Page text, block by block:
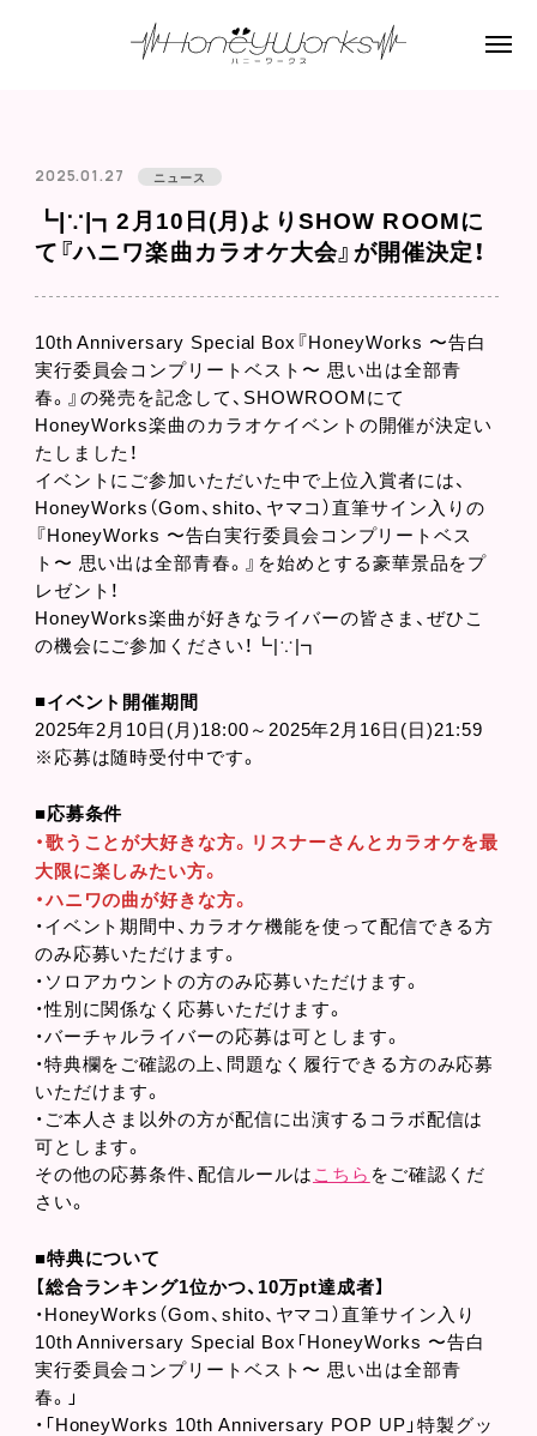
2025.01.27 ニュース
┗|∵|┓2月10日(月)よりSHOW ROOMに
て『ハニワ楽曲カラオケ大会』が開催決定！
10th Anniversary Special Box『HoneyWorks 〜告白
実行委員会コンプリートベスト〜 思い出は全部青
春。』の発売を記念して、SHOWROOMにて
HoneyWorks楽曲のカラオケイベントの開催が決定い
たしました！
イベントにご参加いただいた中で上位入賞者には、
HoneyWorks（Gom、shito、ヤマコ）直筆サイン入りの
『HoneyWorks 〜告白実行委員会コンプリートベス
ト〜 思い出は全部青春。』を始めとする豪華景品をプ
レゼント！
HoneyWorks楽曲が好きなライバーの皆さま、ぜひこ
の機会にご参加ください！┗|∵|┓
■イベント開催期間
2025年2月10日(月)18:00～2025年2月16日(日)21:59
※応募は随時受付中です。
■応募条件
・歌うことが大好きな方。リスナーさんとカラオケを最
大限に楽しみたい方。
・ハニワの曲が好きな方。
・イベント期間中、カラオケ機能を使って配信できる方
のみ応募いただけます。
・ソロアカウントの方のみ応募いただけます。
・性別に関係なく応募いただけます。
・バーチャルライバーの応募は可とします。
・特典欄をご確認の上、問題なく履行できる方のみ応募
いただけます。
・ご本人さま以外の方が配信に出演するコラボ配信は
可とします。
その他の応募条件、配信ルールは こちら をご確認くだ
さい。
■特典について
【総合ランキング1位かつ、10万pt達成者】
・HoneyWorks（Gom、shito、ヤマコ）直筆サイン入り
10th Anniversary Special Box「HoneyWorks 〜告白
実行委員会コンプリートベスト〜 思い出は全部青
春。」
・「HoneyWorks 10th Anniversary POP UP」特製グッ